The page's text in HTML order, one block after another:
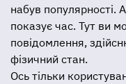
набув популярності.
показує час. Тут ви
повідомлення,
фізичний стан.
Ось тільки